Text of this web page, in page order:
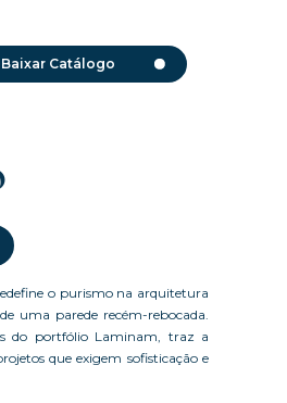
Baixar Catálogo
o purismo na arquitetura
uma parede recém-rebocada.
do portfólio Laminam, traz a
que exigem sofisticação e